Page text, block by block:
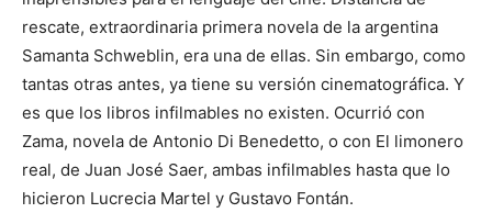
rescate, extraordinaria primera novela de la argentina
Samanta Schweblin, era una de ellas. Sin embargo, como
tantas otras antes, ya tiene su versión cinematográfica. Y
es que los libros infilmables no existen. Ocurrió con
Zama, novela de Antonio Di Benedetto, o con El limonero
real, de Juan José Saer, ambas infilmables hasta que lo
hicieron Lucrecia Martel y Gustavo Fontán.